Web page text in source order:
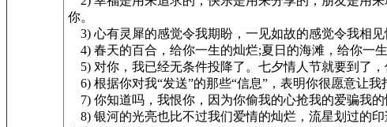
你。
3) 心有灵犀的感觉令我期盼，一见如故的感觉令我相
4) 春天的百合，给你一生的灿烂;夏日的海滩，给你一
5) 对你，我已经无条件投降了。七夕情人节就要到了
6) 根据你对我“发送”的那些“信息”，表明你很愿意让我
7) 你知道吗，我恨你，因为你偷我的心抢我的爱骗我
8) 银河的光亮也比不过我们爱情的灿烂，流星划过的